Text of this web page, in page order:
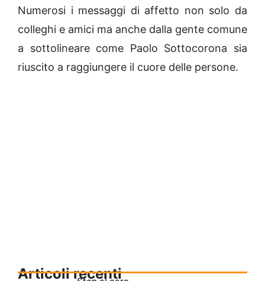
Numerosi i messaggi di affetto non solo da
colleghi e amici ma anche dalla gente comune
a sottolineare come Paolo Sottocorona sia
riuscito a raggiungere il cuore delle persone.
Articoli recenti